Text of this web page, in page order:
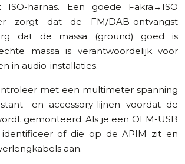
ISO-harnas. Een goede Fakra→ISO
zorgt dat de FM/DAB-ontvangst
dat de massa (ground) goed is
massa is verantwoordelijk voor
in audio-installaties.
met een multimeter spanning
en accessory-lijnen voordat de
gemonteerd. Als je een OEM-USB
of die op de APIM zit en
aan.